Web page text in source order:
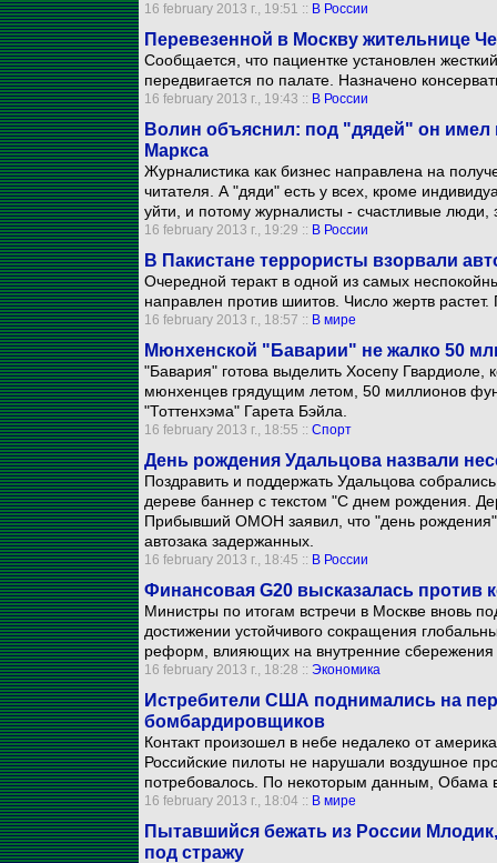
16 february 2013 г., 19:51 :: В России
Перевезенной в Москву жительнице
Сообщается, что пациентке установлен
передвигается по палате. Назначено
16 february 2013 г., 19:43 :: В России
Волин объяснил: под "дядей" он имел
Маркса
Журналистика как бизнес направлена на
читателя. А "дяди" есть у всех, кроме
уйти, и потому журналисты - счастливые люди,
16 february 2013 г., 19:29 :: В России
В Пакистане террористы взорвали
Очередной теракт в одной из самых
направлен против шиитов. Число жертв
16 february 2013 г., 18:57 :: В мире
Мюнхенской "Баварии" не жалко 50
"Бавария" готова выделить Хосепу Гвардиоле,
мюнхенцев грядущим летом, 50 миллионов
"Тоттенхэма" Гарета Бэйла.
16 february 2013 г., 18:55 :: Спорт
День рождения Удальцова назвали
Поздравить и поддержать Удальцова
дереве баннер с текстом "С днем рождения.
Прибывший ОМОН заявил, что "день рождения"
автозака задержанных.
16 february 2013 г., 18:45 :: В России
Финансовая G20 высказалась против
Министры по итогам встречи в Москве вновь
достижении устойчивого сокращения
реформ, влияющих на внутренние сбережения
16 february 2013 г., 18:28 :: Экономика
Истребители США поднимались на
бомбардировщиков
Контакт произошел в небе недалеко от
Российские пилоты не нарушали воздушное
потребовалось. По некоторым данным, Обама
16 february 2013 г., 18:04 :: В мире
Пытавшийся бежать из России
под стражу